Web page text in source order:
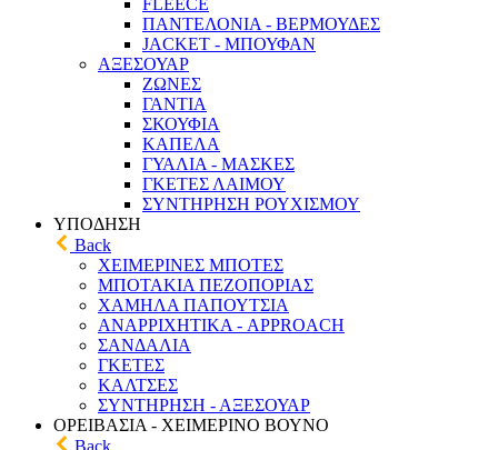
FLEECE
ΠΑΝΤΕΛΟΝΙΑ - ΒΕΡΜΟΥΔΕΣ
JACKET - ΜΠΟΥΦΑΝ
ΑΞΕΣΟΥΑΡ
ΖΩΝΕΣ
ΓΑΝΤΙΑ
ΣΚΟΥΦΙΑ
ΚΑΠΕΛΑ
ΓΥΑΛΙΑ - ΜΑΣΚΕΣ
ΓΚΕΤΕΣ ΛΑΙΜΟΥ
ΣΥΝΤΗΡΗΣΗ ΡΟΥΧΙΣΜΟΥ
ΥΠΟΔΗΣΗ
Back
ΧΕΙΜΕΡΙΝΕΣ ΜΠΟΤΕΣ
ΜΠΟΤΑΚΙΑ ΠΕΖΟΠΟΡΙΑΣ
ΧΑΜΗΛΑ ΠΑΠΟΥΤΣΙΑ
ΑΝΑΡΡΙΧΗΤΙΚΑ - APPROACH
ΣΑΝΔΑΛΙΑ
ΓΚΕΤΕΣ
ΚΑΛΤΣΕΣ
ΣΥΝΤΗΡΗΣΗ - ΑΞΕΣΟΥΑΡ
ΟΡΕΙΒΑΣΙΑ - ΧΕΙΜΕΡΙΝΟ ΒΟΥΝΟ